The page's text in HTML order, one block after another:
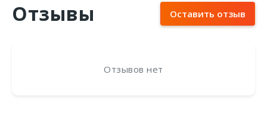
Отзывы Оставить отзыв
Отзывов нет